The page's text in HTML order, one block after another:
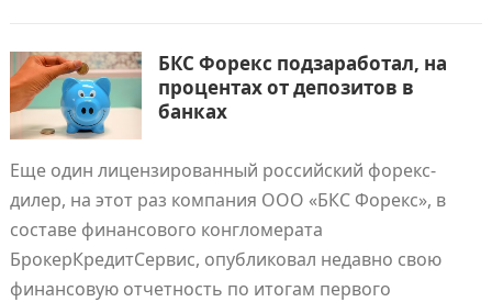
БКС Форекс подзаработал, на
процентах от депозитов в
банках
Еще один лицензированный российский форекс-
дилер, на этот раз компания ООО «БКС Форекс», в
составе финансового конгломерата
БрокерКредитСервис, опубликовал недавно свою
финансовую отчетность по итогам первого